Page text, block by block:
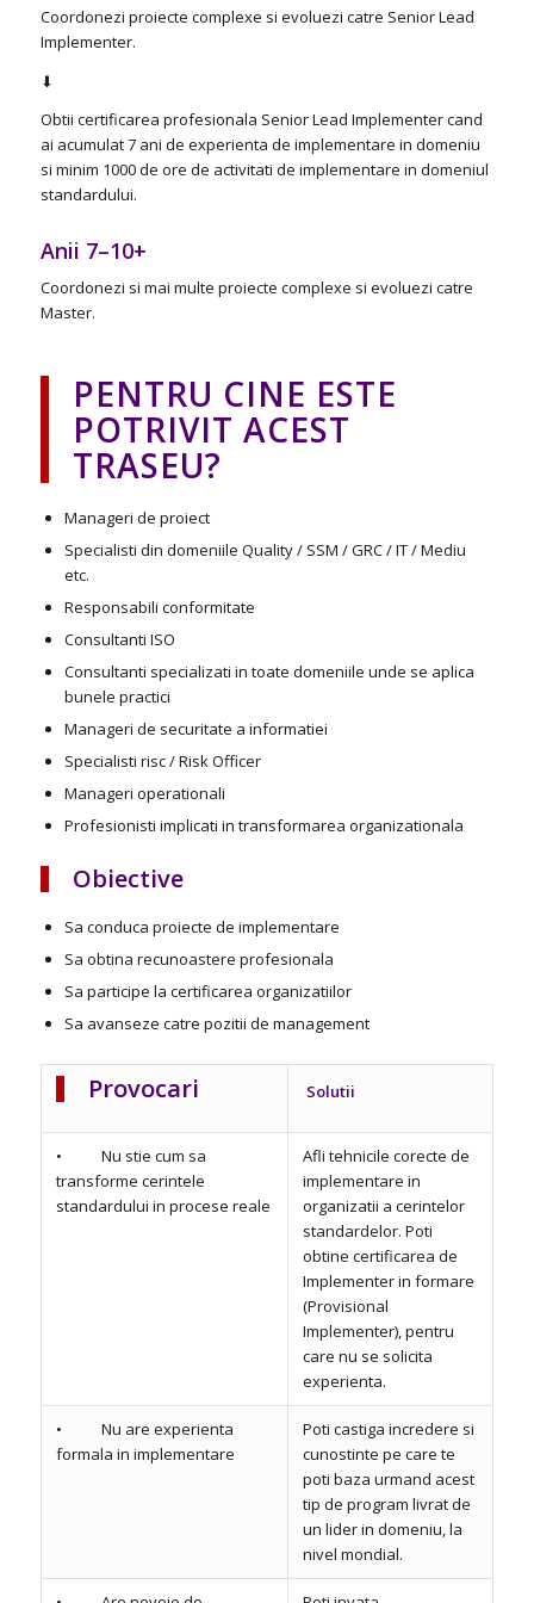
Coordonezi proiecte complexe si evoluezi catre Senior Lead
Implementer.
⬇
Obtii certificarea profesionala Senior Lead Implementer cand
ai acumulat 7 ani de experienta de implementare in domeniu
si minim 1000 de ore de activitati de implementare in domeniul
standardului.
Anii 7–10+
Coordonezi si mai multe proiecte complexe si evoluezi catre
Master.
PENTRU CINE ESTE
POTRIVIT ACEST
TRASEU?
Manageri de proiect
Specialisti din domeniile Quality / SSM / GRC / IT / Mediu
etc.
Responsabili conformitate
Consultanti ISO
Consultanti specializati in toate domeniile unde se aplica
bunele practici
Manageri de securitate a informatiei
Specialisti risc / Risk Officer
Manageri operationali
Profesionisti implicati in transformarea organizationala
Obiective
Sa conduca proiecte de implementare
Sa obtina recunoastere profesionala
Sa participe la certificarea organizatiilor
Sa avanseze catre pozitii de management
Provocari Solutii
• Nu stie cum sa
transforme cerintele
standardului in procese reale
Afli tehnicile corecte de
implementare in
organizatii a cerintelor
standardelor. Poti
obtine certificarea de
Implementer in formare
(Provisional
Implementer), pentru
care nu se solicita
experienta.
• Nu are experienta
formala in implementare
Poti castiga incredere si
cunostinte pe care te
poti baza urmand acest
tip de program livrat de
un lider in domeniu, la
nivel mondial.